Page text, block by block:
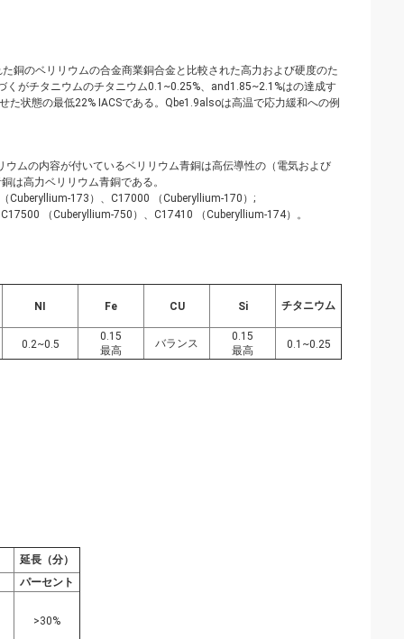
銅のベリリウムの合金商業銅合金と比較された高力および硬度のた
がチタニウムのチタニウム0.1~0.25%、and1.85~2.1%はの達成す
状態の最低22% IACSである。Qbe1.9alsoは高温で応力緩和への例
ムの内容が付いているベリリウム青銅は高伝導性の（電気および
は高力ベリリウム青銅である。
Cuberyllium-173）、C17000 （Cuberyllium-170）;
（Cuberyllium-750）、C17410 （Cuberyllium-174）。
NI Fe CU Si チタニウム
0.2~0.5
0.15
最高
バランス
0.15
最高
0.1~0.25
延長（分）
パーセント
>30%